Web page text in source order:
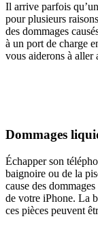
Il arrive parfois
pour plusieurs
des dommages
à un port de charge
vous aiderons à aller
Dommages
Échapper son
baignoire ou de la
cause des
de votre iPhone. La
ces pièces peuvent